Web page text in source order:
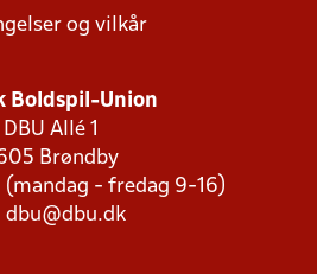
og vilkår
Boldspil-Union
DBU Allé 1
Brøndby
(mandag - fredag 9-16)
dbu@dbu.dk